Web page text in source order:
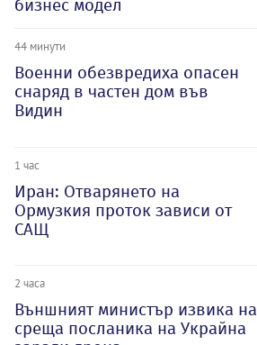
бизнес модел
44 минути
Военни обезвредиха опасен
снаряд в частен дом във
Видин
1 час
Иран: Отварянето на
Ормузкия проток зависи от
САЩ
2 часа
Външният министър извика на
среща посланика на Украйна